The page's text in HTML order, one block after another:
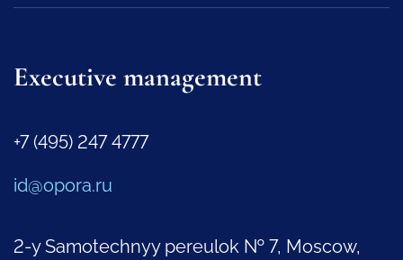
Executive management
+7 (495) 247 4777
id@opora.ru
2-y Samotechnyy pereulok № 7, Moscow,